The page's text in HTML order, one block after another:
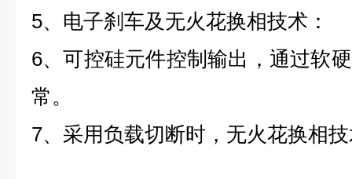
5、电子刹车及无火花换相技术：
6、可控硅元件控制输出，通过软
常。
7、采用负载切断时，无火花换相